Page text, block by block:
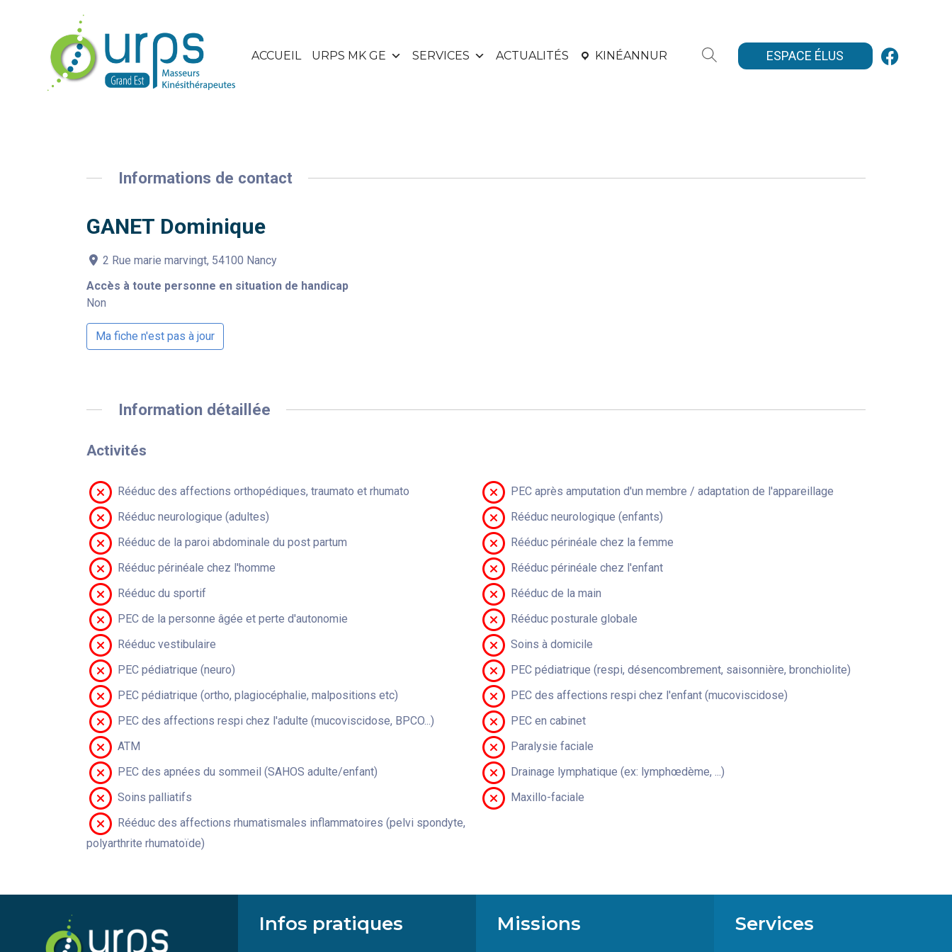
ACCUEIL URPS MK GE SERVICES ACTUALITÉS KINÉANNUR ESPACE ÉLUS
Informations de contact
GANET Dominique
2 Rue marie marvingt, 54100 Nancy
Accès à toute personne en situation de handicap
Non
Ma fiche n'est pas à jour
Information détaillée
Activités
Rééduc des affections orthopédiques, traumato et rhumato
PEC après amputation d'un membre / adaptation de l'appareillage
Rééduc neurologique (adultes)
Rééduc neurologique (enfants)
Rééduc de la paroi abdominale du post partum
Rééduc périnéale chez la femme
Rééduc périnéale chez l'homme
Rééduc périnéale chez l'enfant
Rééduc du sportif
Rééduc de la main
PEC de la personne âgée et perte d'autonomie
Rééduc posturale globale
Rééduc vestibulaire
Soins à domicile
PEC pédiatrique (neuro)
PEC pédiatrique (respi, désencombrement, saisonnière, bronchiolite)
PEC pédiatrique (ortho, plagiocéphalie, malpositions etc)
PEC des affections respi chez l'enfant (mucoviscidose)
PEC des affections respi chez l'adulte (mucoviscidose, BPCO...)
PEC en cabinet
ATM
Paralysie faciale
PEC des apnées du sommeil (SAHOS adulte/enfant)
Drainage lymphatique (ex: lymphœdème, ...)
Soins palliatifs
Maxillo-faciale
Rééduc des affections rhumatismales inflammatoires (pelvi spondyte,
polyarthrite rhumatoïde)
Infos pratiques Missions Services